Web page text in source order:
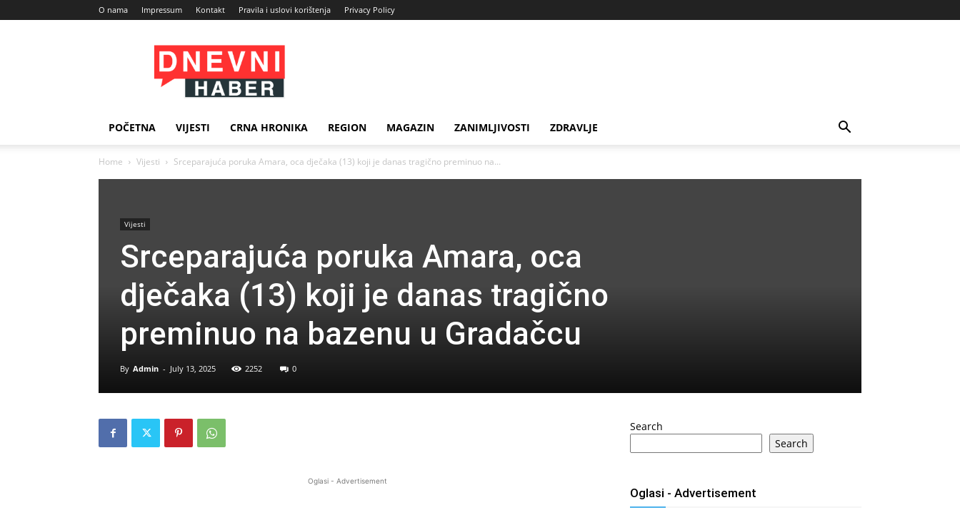
O nama Impressum Kontakt Pravila i uslovi korištenja Privacy Policy
Dnevni
Haber
POČETNA VIJESTI CRNA HRONIKA REGION MAGAZIN ZANIMLJIVOSTI ZDRAVLJE
Home Vijesti Srceparajuća poruka Amara, oca dječaka (13) koji je danas tragično preminuo na...
Vijesti
Srceparajuća poruka Amara, oca
dječaka (13) koji je danas tragično
preminuo na bazenu u Gradačcu
By Admin - July 13, 2025 2252 0
Oglasi - Advertisement
Search
Search
Oglasi - Advertisement